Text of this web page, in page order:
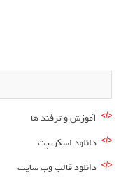
آموزش و ترفند ها
دانلود اسکریپت
دانلود قالب وب سایت